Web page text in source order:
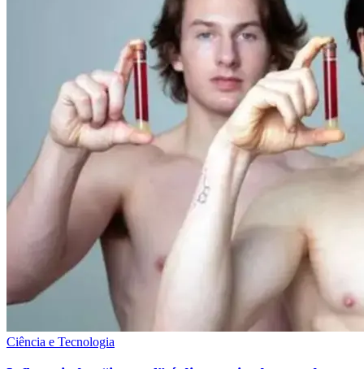
Ciência e Tecnologia